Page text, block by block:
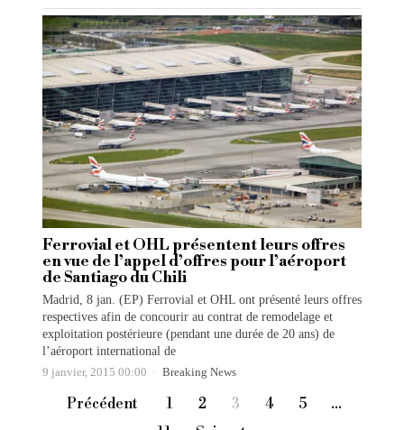
Ferrovial et OHL présentent leurs offres
en vue de l’appel d’offres pour l’aéroport
de Santiago du Chili
Madrid, 8 jan. (EP) Ferrovial et OHL ont présenté leurs offres
respectives afin de concourir au contrat de remodelage et
exploitation postérieure (pendant une durée de 20 ans) de
l’aéroport international de
9 janvier, 2015 00:00 Breaking News
Précédent 1 2 3 4 5
…